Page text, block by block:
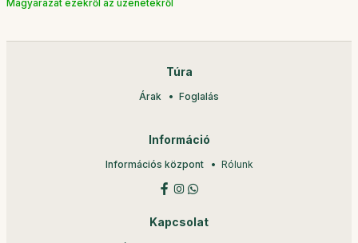
Magyarázat ezekről az üzenetekről
Túra
Árak Foglalás
Információ
Információs központ Rólunk
Kapcsolat